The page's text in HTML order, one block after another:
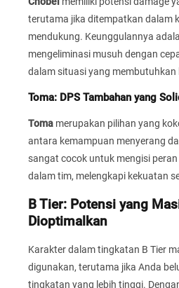
terutama jika ditempatkan dalam
mendukung. Keunggulannya
mengeliminasi musuh dengan
dalam situasi yang membutuhkan
Toma: DPS Tambahan yang
Toma merupakan pilihan yang
antara kemampuan menyerang
sangat cocok untuk mengisi
dalam tim, melengkapi kekuatan
B Tier: Potensi yang
Dioptimalkan
Karakter dalam tingkatan B Tier
digunakan, terutama jika Anda
tingkatan yang lebih tinggi.